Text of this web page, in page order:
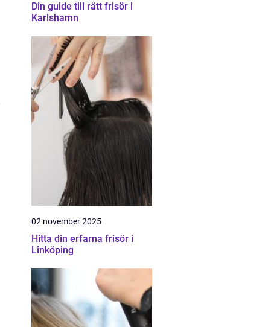
Din guide till rätt frisör i
Karlshamn
02 november 2025
Hitta din erfarna frisör i
Linköping